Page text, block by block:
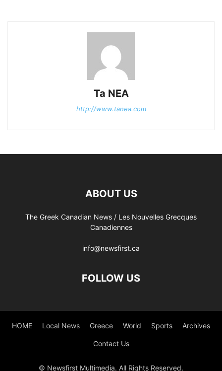
Ta NEA
http://www.tanea.com
ABOUT US
The Greek Canadian News / Les Nouvelles Grecques
Canadiennes
info@newsfirst.ca
FOLLOW US
HOME Local News Greece World Sports Archives
Contact Us
© Newsfirst Multimedia. All Rights Reserved.